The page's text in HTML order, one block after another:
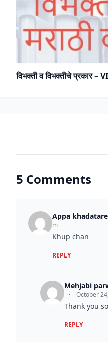
विभक्ती व विभक्तीचे प्रकार
5 Comments
Appa khadatare
m
Khup chan
REPLY
Mehjabi
• October
Thank you
REPLY